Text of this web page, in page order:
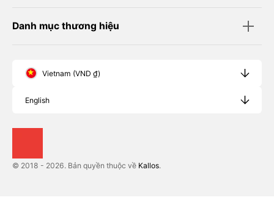
Danh mục thương hiệu
Vietnam (VND ₫)
English
© 2018 - 2026. Bản quyền thuộc về Kallos.